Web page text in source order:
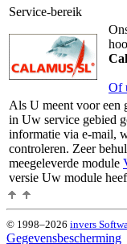
Service-bereik
Of
Als U meent voor een
in Uw service gebied
informatie via e-mail,
controleren. Zeer
meegeleverde module
versie Uw module
© 1998–2026 invers
Gegevensbescherming